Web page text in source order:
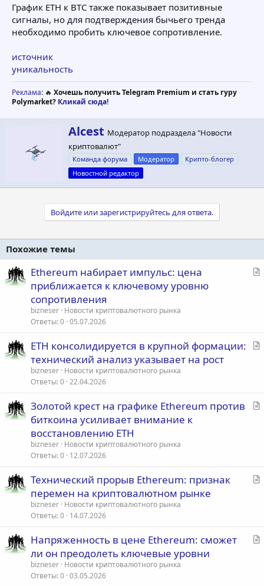
График ETH к BTC также показывает позитивные
сигналы, но для подтверждения бычьего тренда
необходимо пробить ключевое сопротивление.
источник
уникальность
Реклама: 🔥 Хочешь получить Telegram Premium и стать гуру
Polymarket? Кликай сюда!
А
в
т
р
Alcest Модератор подраздела "Новости
криптовалют"
Команда форума Модератор
Крипто-блогер
Новостной редактор
Войдите или зарегистрируйтесь для ответа.
Похожие темы
С
Ethereum набирает импульс: цена
приближается к ключевому уровню
сопротивления
bizneser Новости криптовалютного рынка
Ответы 0 05.07.2026
С
я
ETH консолидируется в крупной формации:
технический анализ указывает на рост
bizneser Новости криптовалютного рынка
Ответы 0 22.04.2026
С
Золотой крест на графике Ethereum против
биткоина усиливает внимание к
восстановлению ETH
bizneser Новости криптовалютного рынка
Ответы 0 12.07.2026
С
я
Технический прорыв Ethereum: признак
перемен на криптовалютном рынке
bizneser Новости криптовалютного рынка
Ответы 0 14.07.2026
С
Напряженность в цене Ethereum: сможет
ли он преодолеть ключевые уровни
bizneser Новости криптовалютного рынка
Ответы 0 03.05.2026